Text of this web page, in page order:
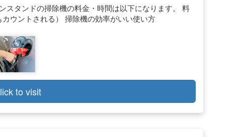
スタンドの掃除機の料金・時間は以下になります。 料
ウントされる） 掃除機の効率がいい使い方
to visit